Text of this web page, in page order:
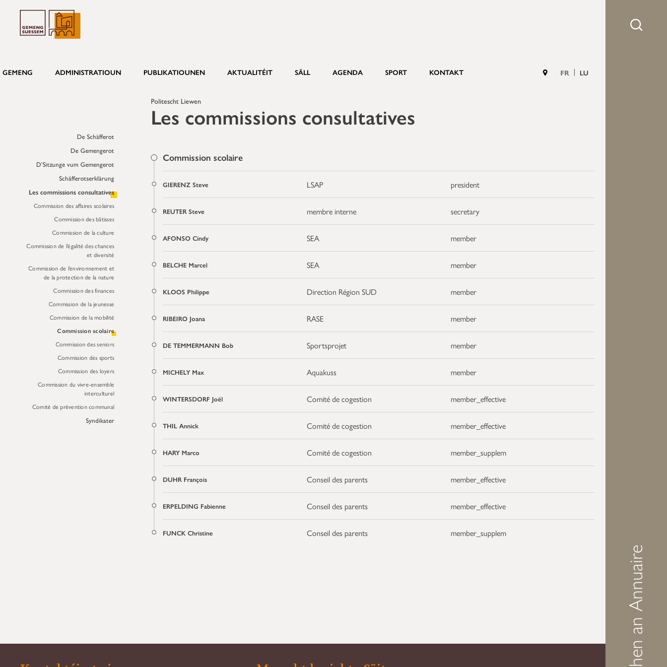
GEMENG ADMINISTRATIOUN PUBLIKATIOUNEN AKTUALITÉIT SÄLL AGENDA SPORT KONTAKT FR LU
De Schäfferot
De Gemengerot
D’Sitzunge vum Gemengerot
Schäfferotserklärung
Les commissions consultatives
Commission des affaires scolaires
Commission des bâtisses
Commission de la culture
Commission de l’égalité des chances
et diversité
Commission de l’environnement et
de la protection de la nature
Commission des finances
Commission de la jeunesse
Commission de la mobilité
Commission scolaire
Commission des seniors
Commission des sports
Commission des loyers
Commission du vivre-ensemble
interculturel
Comité de prévention communal
Syndikater
Politescht Liewen
Les commissions consultatives
Commission scolaire
GIERENZ Steve LSAP president
REUTER Steve membre interne secretary
AFONSO Cindy SEA member
BELCHE Marcel SEA member
KLOOS Philippe Direction Région SUD member
RIBEIRO Joana RASE member
DE TEMMERMANN Bob Sportsprojet member
MICHELY Max Aquakuss member
WINTERSDORF Joël Comité de cogestion member_effective
THIL Annick Comité de cogestion member_effective
HARY Marco Comité de cogestion member_supplem
DUHR François Conseil des parents member_effective
ERPELDING Fabienne Conseil des parents member_effective
FUNCK Christine Conseil des parents member_supplem